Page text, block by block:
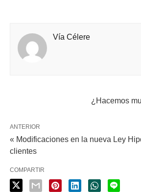
Vía Célere
¿Hacemos
ANTERIOR
« Modificaciones en la nueva Ley
clientes
COMPARTIR